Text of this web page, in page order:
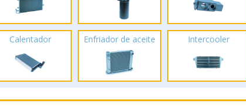
Calentador Enfriador de aceite Intercooler